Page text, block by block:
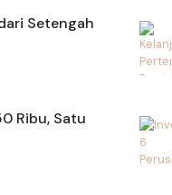
Setengah
Ribu, Satu